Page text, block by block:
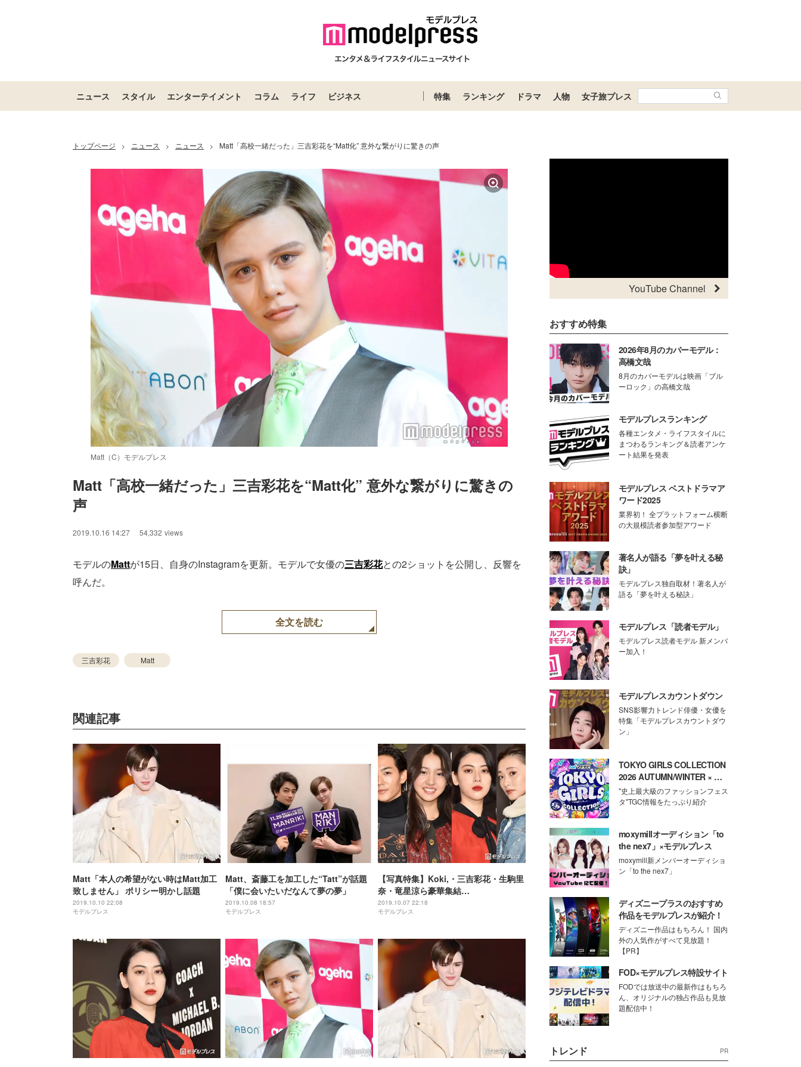
ニュース スタイル エンターテイメント コラム ライフ ビジネス 特集 ランキング ドラマ 人物 女子旅プレス
トップページ > ニュース > ニュース > Matt「高校一緒だった」三吉彩花を“Matt化” 意外な繋がりに驚きの声
Matt（C）モデルプレス
Matt「高校一緒だった」三吉彩花を“Matt化” 意外な繋がりに驚きの
声
2019.10.16 14:27 54,332 views
モデルのMattが15日、自身のInstagramを更新。モデルで女優の三吉彩花との2ショットを公開し、反響を
呼んだ。
全文を読む
三吉彩花 Matt
関連記事
Matt「本人の希望がない時はMatt加工
致しません」 ポリシー明かし話題
2019.10.10 22:08
モデルプレス
Matt、斎藤工を加工した“Tatt”が話題
「僕に会いたいだなんて夢の夢」
2019.10.08 18:57
モデルプレス
【写真特集】Koki,・三吉彩花・生駒里
奈・竜星涼ら豪華集結
「COACH×MICHAEL B.JORDANコレ
クション発表会」
2019.10.07 22:18
モデルプレス
YouTube Channel
おすすめ特集
2026年8月のカバーモデル：
高橋文哉
8月のカバーモデルは映画「ブル
ーロック」の高橋文哉
モデルプレスランキング
各種エンタメ・ライフスタイルに
まつわるランキング＆読者アンケ
ート結果を発表
モデルプレス ベストドラマア
ワード2025
業界初！ 全プラットフォーム横断
の大規模読者参加型アワード
著名人が語る「夢を叶える秘
訣」
モデルプレス独自取材！著名人が
語る「夢を叶える秘訣」
モデルプレス「読者モデル」
モデルプレス読者モデル 新メンバ
ー加入！
モデルプレスカウントダウン
SNS影響力トレンド俳優・女優を
特集「モデルプレスカウントダウ
ン」
TOKYO GIRLS COLLECTION
2026 AUTUMN/WINTER × モ
デルプレス
"史上最大級のファッションフェス
タ"TGC情報をたっぷり紹介
moxymillオーディション「to
the nex7」×モデルプレス
moxymill新メンバーオーディショ
ン「to the nex7」
ディズニープラスのおすすめ
作品をモデルプレスが紹介！
ディズニー作品はもちろん！ 国内
外の人気作がすべて見放題！
【PR】
FOD×モデルプレス特設サイト
FODでは放送中の最新作はもちろ
ん、オリジナルの独占作品も見放
題配信中！
トレンド PR